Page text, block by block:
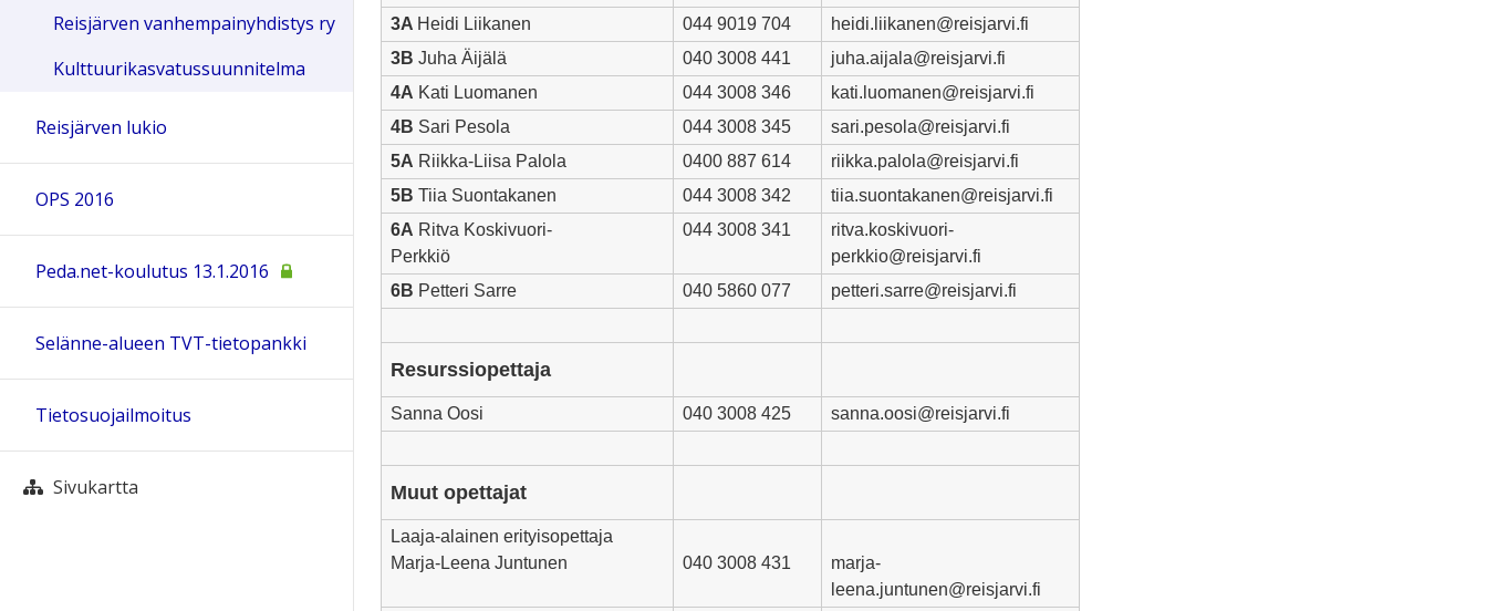
3A Heidi Liikanen 044 9019 704
heidi.liikanen@reisjarvi.fi
3B Juha Äijälä 040 3008 441
juha.aijala@reisjarvi.fi
4A Kati Luomanen 044 3008 346
kati.luomanen@reisjarvi.fi
4B Sari Pesola 044 3008 345
sari.pesola@reisjarvi.fi
5A Riikka-Liisa Palola 0400 887 614
riikka.palola@reisjarvi.fi
5B Tiia Suontakanen 044 3008 342
tiia.suontakanen@reisjarvi.fi
6A Ritva Koskivuori-
Perkkiö
044 3008 341
ritva.koskivuori-
perkkio@reisjarvi.fi
6B Petteri Sarre 040 5860 077 petteri.sarre@reisjarvi.fi
Resurssiopettaja
Sanna Oosi 040 3008 425 sanna.oosi@reisjarvi.fi
Muut opettajat
Laaja-alainen erityisopettaja
Marja-Leena Juntunen
040 3008 431
marja-
leena.juntunen@reisjarvi.fi
Reisjärven vanhempainyhdistys ry
Kulttuurikasvatussuunnitelma
Reisjärven lukio
OPS 2016
Peda.net-koulutus 13.1.2016
Selänne-alueen TVT-tietopankki
Tietosuojailmoitus
Sivukartta